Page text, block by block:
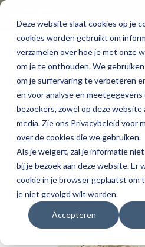
Deze website slaat cookies op je
cookies worden gebruikt om
verzamelen over hoe je met onze
om je te onthouden. We
om je surfervaring te verbeteren
en voor analyse en meetgegevens
bezoekers, zowel op deze website
media. Zie ons Privacybeleid voor
over de cookies die we gebruiken.
Als je weigert, zal je informatie
bij je bezoek aan deze website. Er
cookie in je browser geplaatst om
je niet gevolgd wilt worden.
Accepteren
Skip
main
content.
Ik ben hier
Heb je vragen, wil je een
benieuwd wat ik voor jou kan
contact op